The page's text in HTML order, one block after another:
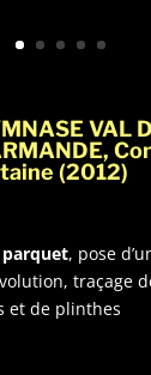
VAL
(2012)
parquet, pose
traçage
et de plinthes